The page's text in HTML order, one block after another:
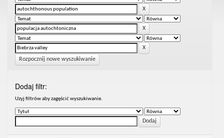
Rozpocznij nowe wyszukiwanie
Dodaj filtr:
Uzyj filtrów aby zagęścić wyszukiwanie.